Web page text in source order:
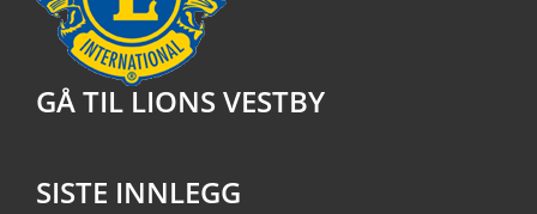
GÅ TIL LIONS VESTBY
SISTE INNLEGG